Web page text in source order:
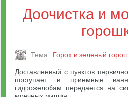
Доочистка и
Тема: Горох и зеленый
Доставленный с пунктов
поступает в приемные
гидрожелобам передается на